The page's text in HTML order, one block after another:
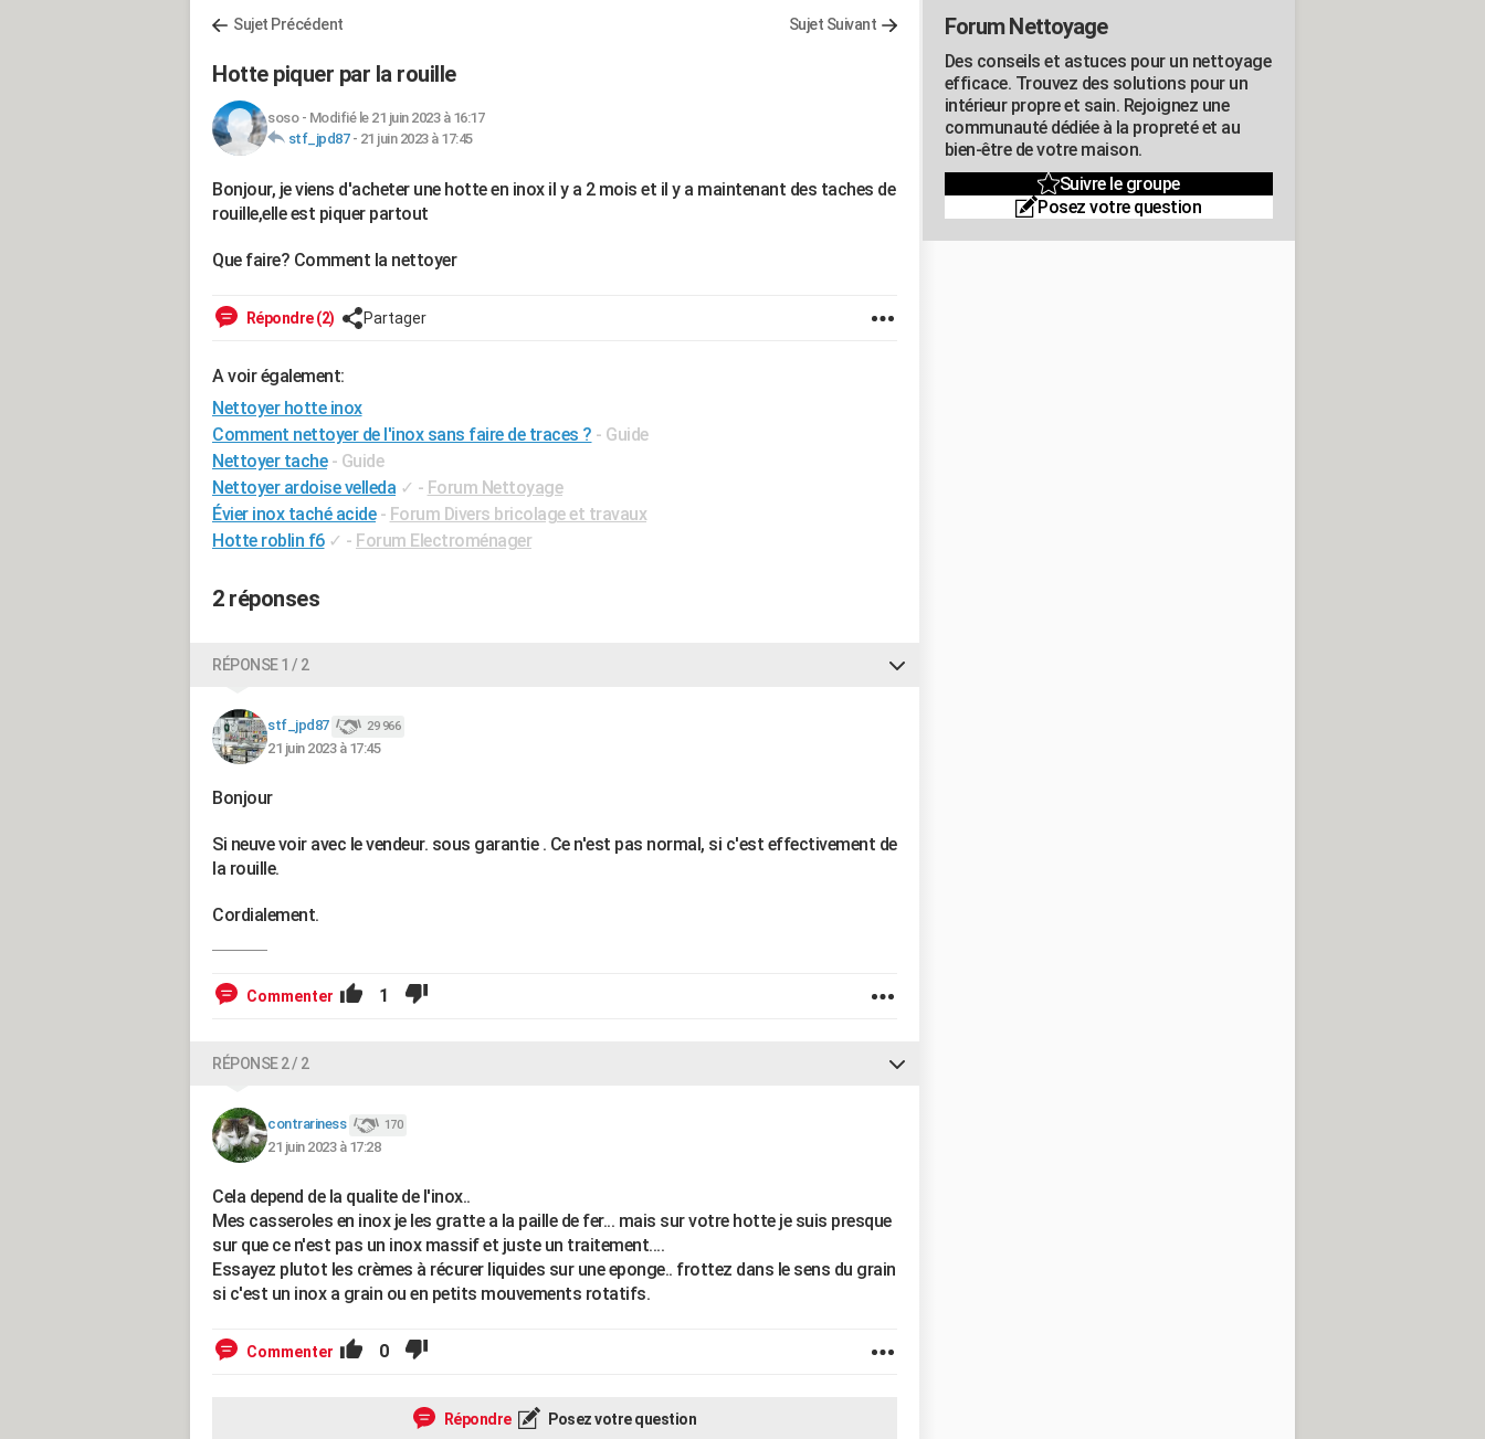
Sujet Précédent Sujet Suivant
Hotte piquer par la rouille
soso- Modifié le 21 juin 2023 à 16:17
stf_jpd87- 21 juin 2023 à 17:45
Bonjour, je viens d'acheter une hotte en inox il y a 2 mois et il y a maintenant des taches de
rouille,elle est piquer partout
Que faire? Comment la nettoyer
Répondre (2) Partager
A voir également:
Nettoyer hotte inox
Comment nettoyer de l'inox sans faire de traces ? - Guide
Nettoyer tache - Guide
Nettoyer ardoise velleda ✓ - Forum Nettoyage
Évier inox taché acide - Forum Divers bricolage et travaux
Hotte roblin f6 ✓ - Forum Electroménager
2 réponses
RÉPONSE 1 / 2
stf_jpd87 29 966
21 juin 2023 à 17:45
Bonjour
Si neuve voir avec le vendeur. sous garantie . Ce n'est pas normal, si c'est effectivement de
la rouille.
Cordialement.
Commenter 1
RÉPONSE 2 / 2
contrariness 170
21 juin 2023 à 17:28
Cela depend de la qualite de l'inox..
Mes casseroles en inox je les gratte a la paille de fer... mais sur votre hotte je suis presque
sur que ce n'est pas un inox massif et juste un traitement....
Essayez plutot les crèmes à récurer liquides sur une eponge.. frottez dans le sens du grain
si c'est un inox a grain ou en petits mouvements rotatifs.
Commenter 0
Répondre Posez votre question
Forum Nettoyage
Des conseils et astuces pour un nettoyage
efficace. Trouvez des solutions pour un
intérieur propre et sain. Rejoignez une
communauté dédiée à la propreté et au
bien-être de votre maison.
Suivre le groupe
Posez votre question